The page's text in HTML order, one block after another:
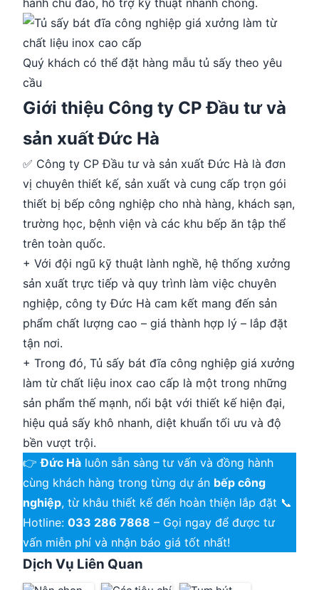
hành chu đáo, hỗ trợ kỹ thuật nhanh chóng.
Quý khách có thể đặt hàng mẫu tủ sấy theo yêu
cầu
Giới thiệu Công ty CP Đầu tư và
sản xuất Đức Hà
✅ Công ty CP Đầu tư và sản xuất Đức Hà là đơn
vị chuyên thiết kế, sản xuất và cung cấp trọn gói
thiết bị bếp công nghiệp cho nhà hàng, khách sạn,
trường học, bệnh viện và các khu bếp ăn tập thể
trên toàn quốc.
+ Với đội ngũ kỹ thuật lành nghề, hệ thống xưởng
sản xuất trực tiếp và quy trình làm việc chuyên
nghiệp, công ty Đức Hà cam kết mang đến sản
phẩm chất lượng cao – giá thành hợp lý – lắp đặt
tận nơi.
+ Trong đó, Tủ sấy bát đĩa công nghiệp giá xưởng
làm từ chất liệu inox cao cấp là một trong những
sản phẩm thế mạnh, nổi bật với thiết kế hiện đại,
hiệu quả sấy khô nhanh, diệt khuẩn tối ưu và độ
bền vượt trội.
👉Đức Hà luôn sẵn sàng tư vấn và đồng hành
cùng khách hàng trong từng dự án bếp công
nghiệp, từ khâu thiết kế đến hoàn thiện lắp đặt 📞
Hotline: 033 286 7868 – Gọi ngay để được tư
vấn miễn phí và nhận báo giá tốt nhất!
Dịch Vụ Liên Quan